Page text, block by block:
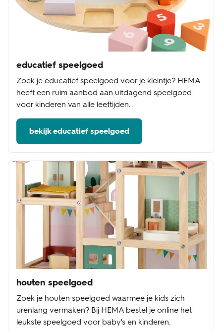
educatief speelgoed
Zoek je educatief speelgoed voor je kleintje? HEMA
heeft een ruim aanbod aan uitdagend speelgoed
voor kinderen van alle leeftijden.
bekijk educatief speelgoed
houten speelgoed
Zoek je houten speelgoed waarmee je kids zich
urenlang vermaken? Bij HEMA bestel je online het
leukste speelgoed voor baby's en kinderen.